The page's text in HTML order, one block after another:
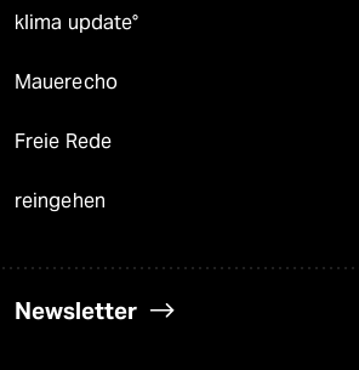
klima update°
Mauerecho
Freie Rede
reingehen
Newsletter